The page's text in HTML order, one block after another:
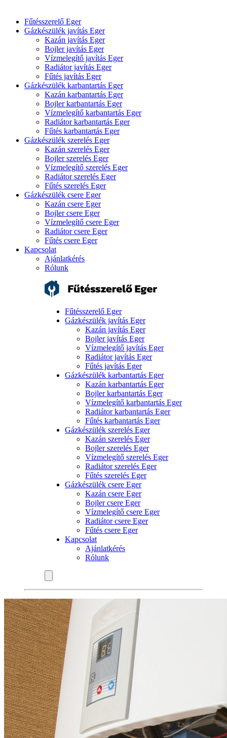
Fűtésszerelő Eger
Gázkészülék javítás Eger
Kazán javítás Eger
Bojler javítás Eger
Vízmelegítő javítás Eger
Radiátor javítás Eger
Fűtés javítás Eger
Gázkészülék karbantartás Eger
Kazán karbantartás Eger
Bojler karbantartás Eger
Vízmelegítő karbantartás Eger
Radiátor karbantartás Eger
Fűtés karbantartás Eger
Gázkészülék szerelés Eger
Kazán szerelés Eger
Bojler szerelés Eger
Vízmelegítő szerelés Eger
Radiátor szerelés Eger
Fűtés szerelés Eger
Gázkészülék csere Eger
Kazán csere Eger
Bojler csere Eger
Vízmelegítő csere Eger
Radiátor csere Eger
Fűtés csere Eger
Kapcsolat
Ajánlatkérés
Rólunk
Fűtésszerelő Eger
Gázkészülék javítás Eger
Kazán javítás Eger
Bojler javítás Eger
Vízmelegítő javítás Eger
Radiátor javítás Eger
Fűtés javítás Eger
Gázkészülék karbantartás Eger
Kazán karbantartás Eger
Bojler karbantartás Eger
Vízmelegítő karbantartás Eger
Radiátor karbantartás Eger
Fűtés karbantartás Eger
Gázkészülék szerelés Eger
Kazán szerelés Eger
Bojler szerelés Eger
Vízmelegítő szerelés Eger
Radiátor szerelés Eger
Fűtés szerelés Eger
Gázkészülék csere Eger
Kazán csere Eger
Bojler csere Eger
Vízmelegítő csere Eger
Radiátor csere Eger
Fűtés csere Eger
Kapcsolat
Ajánlatkérés
Rólunk